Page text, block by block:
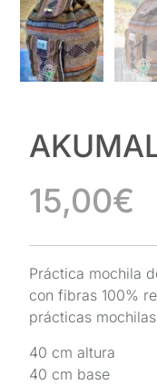
15,00€
Práctica mochila
con fibras 100%
prácticas
40 cm altura
40 cm base